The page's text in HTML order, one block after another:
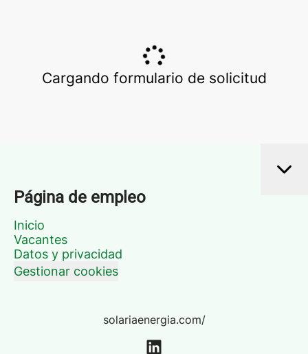
Cargando formulario de solicitud
Página de empleo
Inicio
Vacantes
Datos y privacidad
Gestionar cookies
solariaenergia.com/